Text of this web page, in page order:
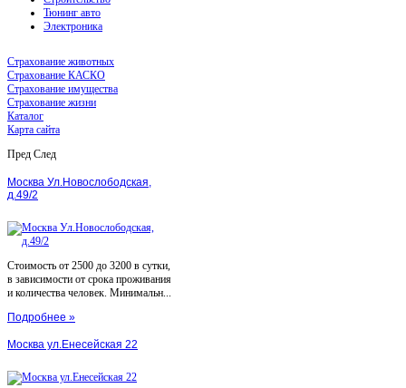
Тюнинг авто
Электроника
Страхование животных
Страхование КАСКО
Страхование имущества
Страхование жизни
Каталог
Карта сайта
Пред След
Москва Ул.Новослободская,
д.49/2
Стоимость от 2500 до 3200 в сутки,
в зависимости от срока проживания
и количества человек. Минимальн...
Подробнее »
Москва ул.Енесейская 22